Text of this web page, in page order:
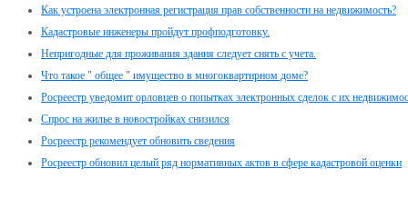
Как устроена электронная регистрация прав собственности на недвижимость?
Кадастровые инженеры пройдут профподготовку.
Непригодные для проживания здания следует снять с учета.
Что такое " общее " имущество в многоквартирном доме?
Росреестр уведомит орловцев о попытках электронных сделок с их
Спрос на жилье в новостройках снизился
Росреестр рекомендует обновить сведения
Росреестр обновил целый ряд нормативных актов в сфере кадастровой оценки